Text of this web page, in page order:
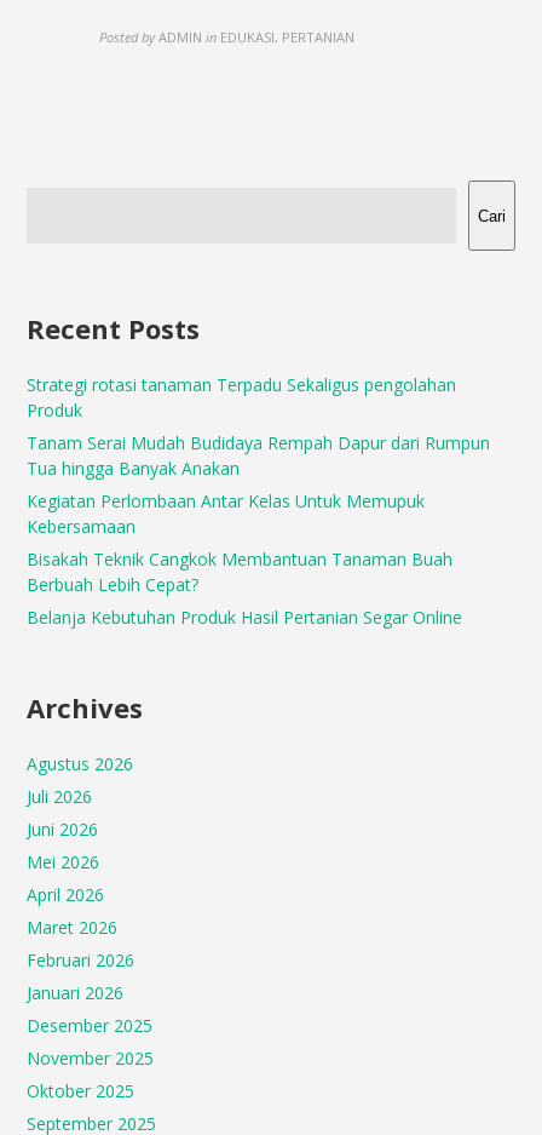
Posted by ADMIN in EDUKASI, PERTANIAN
Cari
Recent Posts
Strategi rotasi tanaman Terpadu Sekaligus pengolahan
Produk
Tanam Serai Mudah Budidaya Rempah Dapur dari Rumpun
Tua hingga Banyak Anakan
Kegiatan Perlombaan Antar Kelas Untuk Memupuk
Kebersamaan
Bisakah Teknik Cangkok Membantuan Tanaman Buah
Berbuah Lebih Cepat?
Belanja Kebutuhan Produk Hasil Pertanian Segar Online
Archives
Agustus 2026
Juli 2026
Juni 2026
Mei 2026
April 2026
Maret 2026
Februari 2026
Januari 2026
Desember 2025
November 2025
Oktober 2025
September 2025